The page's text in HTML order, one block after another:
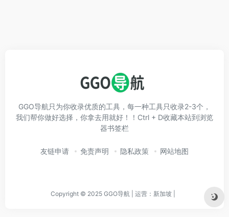
GGO导航只为你收录优质的工具，每一种工具只收录2-3个，
我们帮你做好选择，你拿去用就好！！Ctrl + D收藏本站到浏览
器书签栏
友链申请 免责声明 隐私政策 网站地图
Copyright © 2025 GGO导航 | 运营：新加坡 |